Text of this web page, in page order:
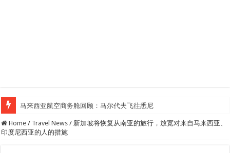
马来西亚航空商务舱回顾：马尔代夫飞往悉尼
Home / Travel News / 新加坡将恢复从南亚的旅行，放宽对来自马来西亚、
印度尼西亚的人的措施